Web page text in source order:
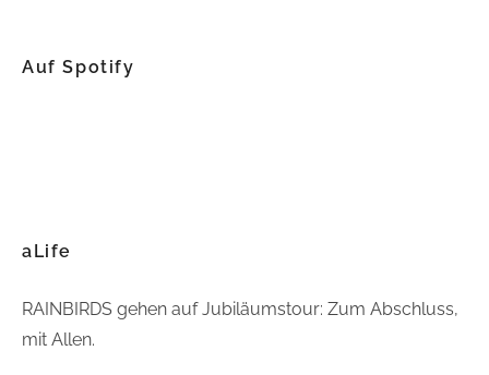
Auf Spotify
aLife
RAINBIRDS gehen auf Jubiläumstour: Zum Abschluss,
mit Allen.